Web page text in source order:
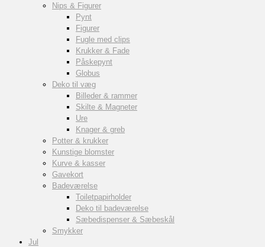
Nips & Figurer
Pynt
Figurer
Fugle med clips
Krukker & Fade
Påskepynt
Globus
Deko til væg
Billeder & rammer
Skilte & Magneter
Ure
Knager & greb
Potter & krukker
Kunstige blomster
Kurve & kasser
Gavekort
Badeværelse
Toiletpapirholder
Deko til badeværelse
Sæbedispenser & Sæbeskål
Smykker
Jul